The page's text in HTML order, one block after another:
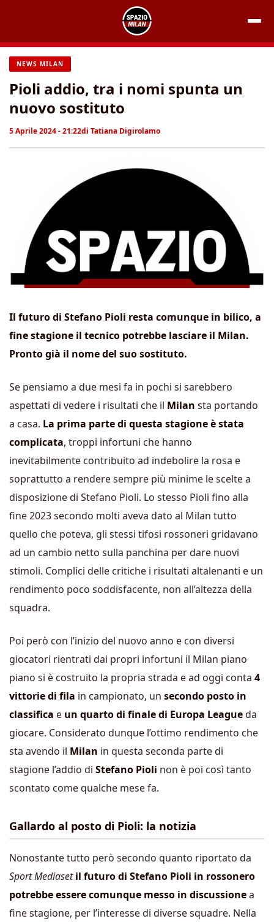
contenuto
NEWS MILAN
Pioli addio, tra i nomi spunta un
nuovo sostituto
5 Aprile 2024 - 21:22di Tatiana Digirolamo
Il futuro di Stefano Pioli resta comunque in bilico, a
fine stagione il tecnico potrebbe lasciare il Milan.
Pronto già il nome del suo sostituto.
Se pensiamo a due mesi fa in pochi si sarebbero
aspettati di vedere i risultati che il Milan sta portando
a casa. La prima parte di questa stagione è stata
complicata, troppi infortuni che hanno
inevitabilmente contribuito ad indebolire la rosa e
soprattutto a rendere sempre più minime le scelte a
disposizione di Stefano Pioli. Lo stesso Pioli fino alla
fine 2023 secondo molti aveva dato al Milan tutto
quello che poteva, gli stessi tifosi rossoneri gridavano
ad un cambio netto sulla panchina per dare nuovi
stimoli. Complici delle critiche i risultati altalenanti e un
rendimento poco soddisfacente, non all’altezza della
squadra.
Poi però con l’inizio del nuovo anno e con diversi
giocatori rientrati dai propri infortuni il Milan piano
piano si è costruito la propria strada e ad oggi conta 4
vittorie di fila in campionato, un secondo posto in
classifica e un quarto di finale di Europa Leagueda
giocare. Considerato dunque l’ottimo rendimento che
sta avendo il Milan in questa seconda parte di
stagione l’addio di Stefano Pioli non è poi così tanto
scontato come qualche mese fa.
Gallardo al posto di Pioli: la notizia
Nonostante tutto però secondo quanto riportato da
Sport Mediasetil futuro di Stefano Pioli in rossonero
potrebbe essere comunque messo in discussionea
fine stagione, per l’interesse di diverse squadre. Nella